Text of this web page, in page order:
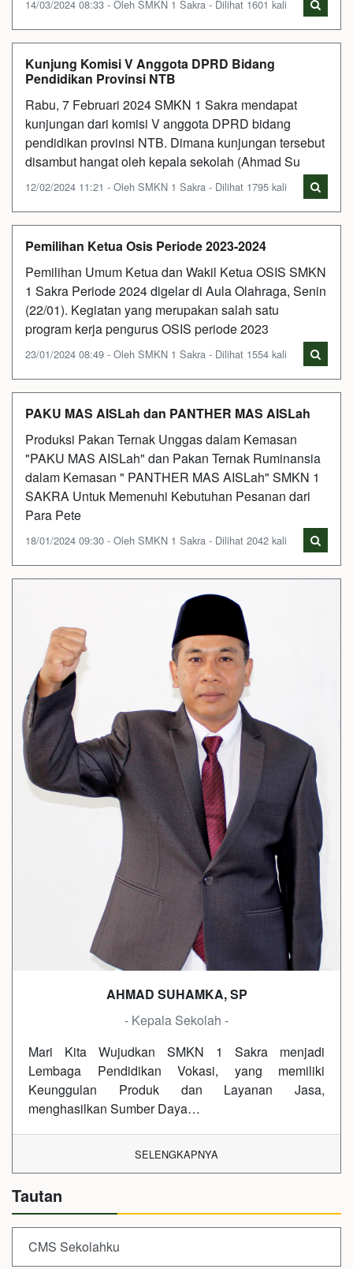
14/03/2024 08:33 - Oleh SMKN 1 Sakra - Dilihat 1601 kali
Kunjung Komisi V Anggota DPRD Bidang
Pendidikan Provinsi NTB
Rabu, 7 Februari 2024 SMKN 1 Sakra mendapat
kunjungan dari komisi V anggota DPRD bidang
pendidikan provinsi NTB. Dimana kunjungan tersebut
disambut hangat oleh kepala sekolah (Ahmad Su
12/02/2024 11:21 - Oleh SMKN 1 Sakra - Dilihat 1795 kali
Pemilihan Ketua Osis Periode 2023-2024
Pemilihan Umum Ketua dan Wakil Ketua OSIS SMKN
1 Sakra Periode 2024 digelar di Aula Olahraga, Senin
(22/01). Kegiatan yang merupakan salah satu
program kerja pengurus OSIS periode 2023
23/01/2024 08:49 - Oleh SMKN 1 Sakra - Dilihat 1554 kali
PAKU MAS AISLah dan PANTHER MAS AISLah
Produksi Pakan Ternak Unggas dalam Kemasan
"PAKU MAS AISLah" dan Pakan Ternak Ruminansia
dalam Kemasan " PANTHER MAS AISLah" SMKN 1
SAKRA Untuk Memenuhi Kebutuhan Pesanan dari
Para Pete
18/01/2024 09:30 - Oleh SMKN 1 Sakra - Dilihat 2042 kali
AHMAD SUHAMKA, SP
- Kepala Sekolah -
Mari Kita Wujudkan SMKN 1 Sakra menjadi
Lembaga Pendidikan Vokasi, yang memiliki
Keunggulan Produk dan Layanan Jasa,
menghasilkan Sumber Daya…
SELENGKAPNYA
Tautan
CMS Sekolahku